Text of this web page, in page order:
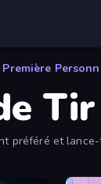
préféré et